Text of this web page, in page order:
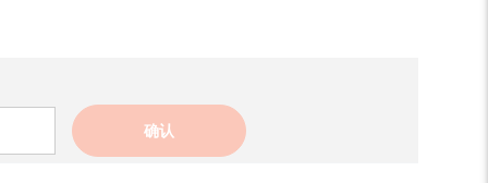
确认